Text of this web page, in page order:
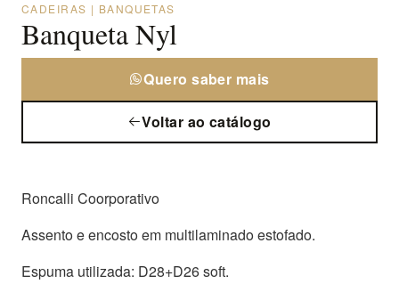
CADEIRAS | BANQUETAS
Banqueta Nyl
Quero saber mais
Voltar ao catálogo
Roncalli Coorporativo
Assento e encosto em multilaminado estofado.
Espuma utilizada: D28+D26 soft.